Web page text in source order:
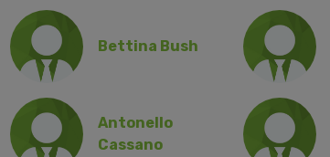
Bettina Bush
Antonello
Cassano